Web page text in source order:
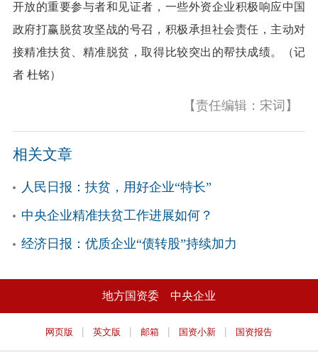
开放的重要参与者和见证者，一些外资企业积极响应中国
政府打赢脱贫攻坚战的号召，积极承担社会责任，主动对
接精准扶贫、精准脱贫，取得比较突出的帮扶成绩。（记
者 杜铭）
【责任编辑：宋词】
相关文章
人民日报：扶贫，用好企业“特长”
中央企业精准扶贫工作进展如何？
经济日报：优质企业“债转股”持续加力
地方国资委 中央企业
网页版 | 英文版 | 邮箱 | 国资小新 | 国资报告